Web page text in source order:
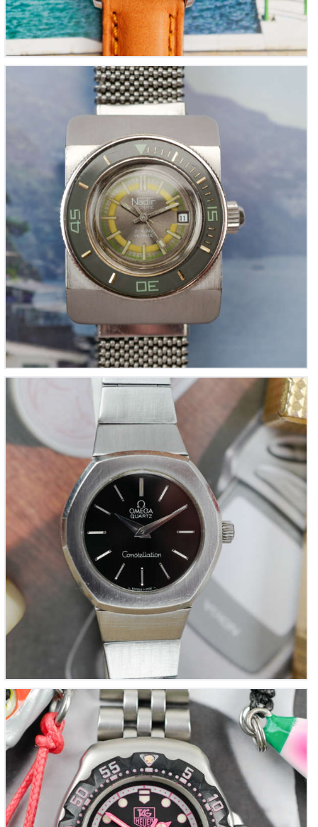
NADIR « Medium-Size Bakélite Submariner »
(Vintage 1970)
850 00€
OMEGA mini-Constellation ronde en acier pour
femme – Réf. 595.0001 (Vintage 1970)
€
TAG HEUER Mini-Formula 1 Lady « Rose Indexe » –
Réf. 377.508 (Vintage 1985)
670 00€